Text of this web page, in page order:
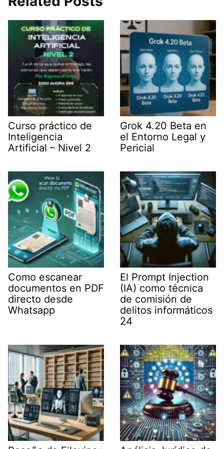
t
e
r
)
d
n
p
m
Curso práctico de
Inteligencia
Artificial – Nivel 2
Grok 4.20 Beta en
el Entorno Legal y
Pericial
Como escanear
documentos en PDF
directo desde
Whatsapp
El Prompt Injection
(IA) como técnica
de comisión de
delitos informáticos
24